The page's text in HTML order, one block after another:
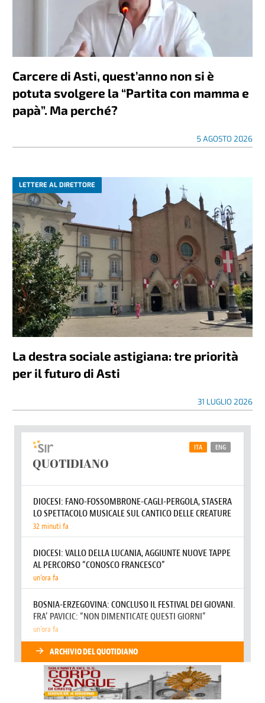
Carcere di Asti, quest’anno non si è
potuta svolgere la “Partita con mamma e
papà”. Ma perché?
5 AGOSTO 2026
LETTERE AL DIRETTORE
La destra sociale astigiana: tre priorità
per il futuro di Asti
31 LUGLIO 2026